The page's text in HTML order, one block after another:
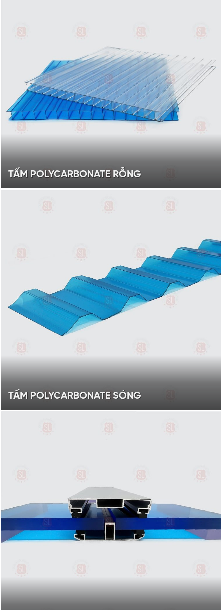
TẤM POLYCARBONATE RỖNG
Màu sắc: trắng trong, xanh hồ,
TẤM POLYCARBONATE SÓNG
Màu sắc: trắng trong, xanh hồ